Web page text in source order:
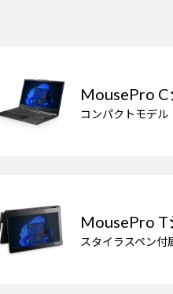
MousePro C
コンパクトモデル
MousePro T
スタイラスペン付